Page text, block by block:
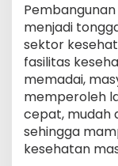
menjadi
sektor
fasilitas
memadai,
memperoleh
cepat, mudah
sehingga
kesehatan